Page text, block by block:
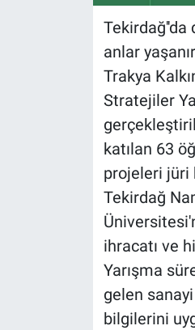
Tekirdağ''da
anlar
Trakya
Stratejiler
katılan 63
projeleri jüri
Tekirdağ
ihracatı ve
Yarışma
gelen
bilgilerini